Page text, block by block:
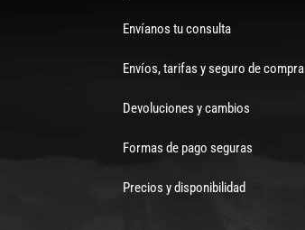
Envíanos tu consulta
Envíos, tarifas y seguro de compra
Devoluciones y cambios
Formas de pago seguras
Precios y disponibilidad